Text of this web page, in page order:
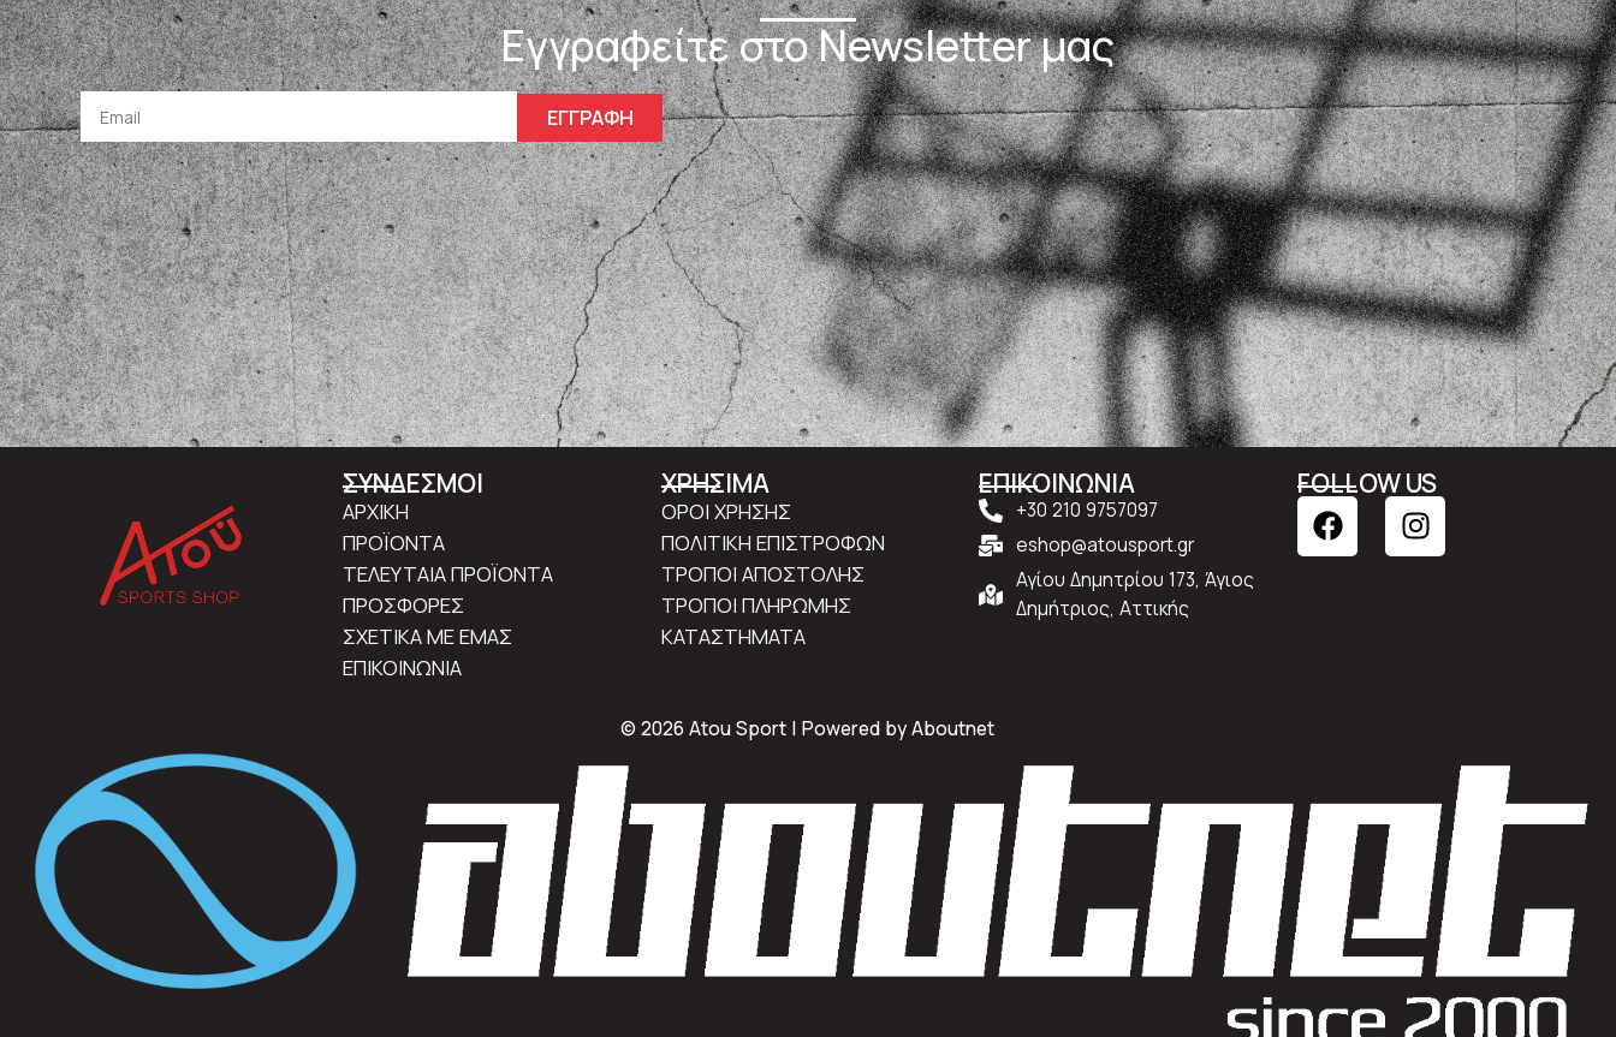
Εγγραφείτε στο Newsletter μας
ΕΓΓΡΑΦΗ
ΣΥΝΔΕΣΜΟΙ
ΑΡΧΙΚΗ
ΠΡΟΪΟΝΤΑ
ΤΕΛΕΥΤΑΙΑ ΠΡΟΪΟΝΤΑ
ΠΡΟΣΦΟΡΕΣ
ΣΧΕΤΙΚΑ ΜΕ ΕΜΑΣ
ΕΠΙΚΟΙΝΩΝΙΑ
ΧΡΗΣΙΜΑ
ΟΡΟΙ ΧΡΗΣΗΣ
ΠΟΛΙΤΙΚΗ ΕΠΙΣΤΡΟΦΩΝ
ΤΡΟΠΟΙ ΑΠΟΣΤΟΛΗΣ
ΤΡΟΠΟΙ ΠΛΗΡΩΜΗΣ
ΚΑΤΑΣΤΗΜΑΤΑ
ΕΠΙΚΟΙΝΩΝΙΑ
+30 210 9757097
eshop@atousport.gr
Αγίου Δημητρίου 173, Άγιος
Δημήτριος, Αττικής
FOLLOW US
© 2026 Atou Sport | Powered byAboutnet